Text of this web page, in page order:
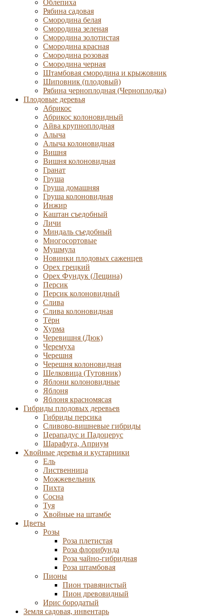
Облепиха
Рябина садовая
Смородина белая
Смородина зеленая
Смородина золотистая
Смородина красная
Смородина розовая
Смородина черная
Штамбовая смородина и крыжовник
Шиповник (плодовый)
Рябина черноплодная (Черноплодка)
Плодовые деревья
Абрикос
Абрикос колоновидный
Айва крупноплодная
Алыча
Алыча колоновидная
Вишня
Вишня колоновидная
Гранат
Груша
Груша домашняя
Груша колоновидная
Инжир
Каштан съедобный
Личи
Миндаль съедобный
Многосортовые
Мушмула
Новинки плодовых саженцев
Орех грецкий
Орех Фундук (Лещина)
Персик
Персик колоновидный
Слива
Слива колоновидная
Тёрн
Хурма
Черевишня (Дюк)
Черемуха
Черешня
Черешня колоновидная
Шелковица (Тутовник)
Яблони колоновидные
Яблоня
Яблоня красномясая
Гибриды плодовых деревьев
Гибриды персика
Сливово-вишневые гибриды
Церападус и Падоцерус
Шарафуга, Априум
Хвойные деревья и кустарники
Ель
Лиственница
Можжевельник
Пихта
Сосна
Туя
Хвойные на штамбе
Цветы
Розы
Роза плетистая
Роза флорибунда
Роза чайно-гибридная
Роза штамбовая
Пионы
Пион травянистый
Пион древовидный
Ирис бородатый
Земля садовая, инвентарь